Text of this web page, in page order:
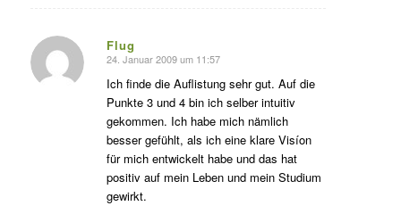
Flug
s
agte:
24. Januar 2009 um 11:57
Ich finde die Auflistung sehr gut. Auf die
Punkte 3 und 4 bin ich selber intuitiv
gekommen. Ich habe mich nämlich
besser gefühlt, als ich eine klare Visíon
für mich entwickelt habe und das hat
positiv auf mein Leben und mein Studium
gewirkt.